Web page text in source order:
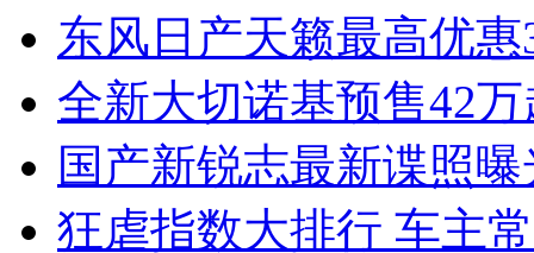
东风日产天籁最高优
全新大切诺基预售42
国产新锐志最新谍照
狂虐指数大排行 车主